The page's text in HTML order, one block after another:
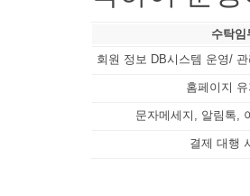
수탁임
회원 정보 DB시스템 운영/
홈페이지 유
문자메세지, 알림톡,
결제 대행